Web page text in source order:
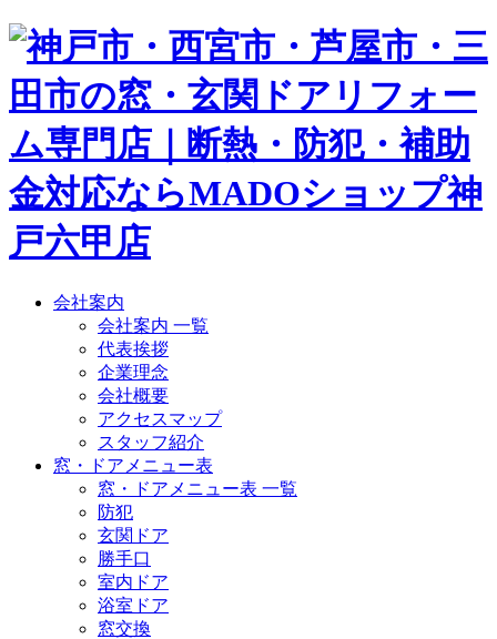
会社案内
会社案内 一覧
代表挨拶
企業理念
会社概要
アクセスマップ
スタッフ紹介
窓・ドアメニュー表
窓・ドアメニュー表 一覧
防犯
玄関ドア
勝手口
室内ドア
浴室ドア
窓交換